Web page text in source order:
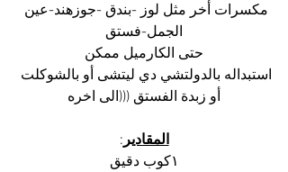
مكسرات أخر مثل لوز -بندق -جوزهند-عين
الجمل-فستق
حتى الكارميل ممكن
استبداله بالدولتشي دي ليتشى أو بالشوكلت
أو زبدة الفستق (((الى اخره
المقادير :
١كوب دقيق